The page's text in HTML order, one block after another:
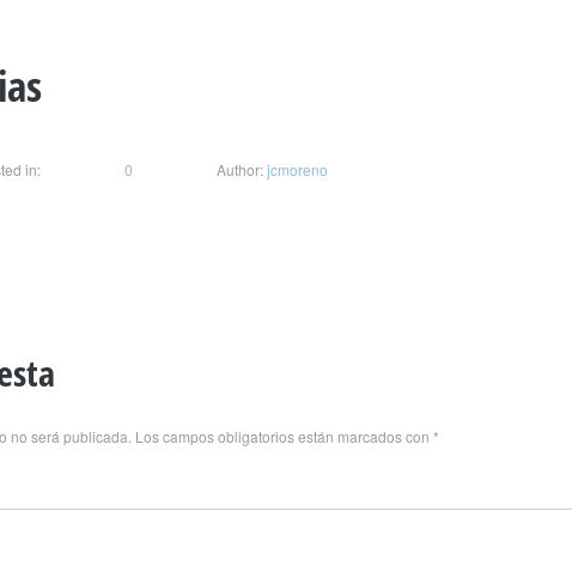
in: 0 Author:jcmoreno
no será publicada. Los campos obligatorios están marcados con *